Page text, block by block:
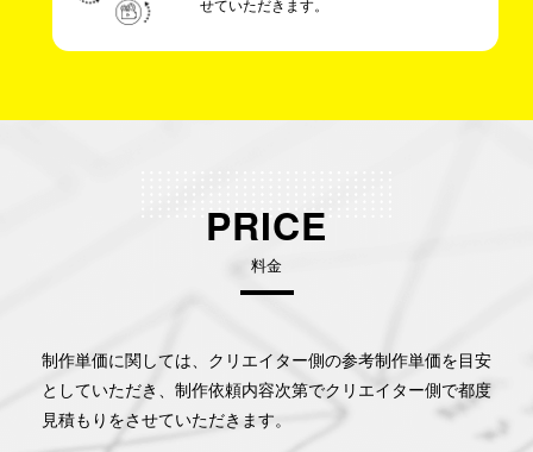
せていただきます。
PRICE
料金
制作単価に関しては、クリエイター側の参考制作単価を目安
としていただき、 制作依頼内容次第でクリエイター側で都度
見積もりをさせていただきます。